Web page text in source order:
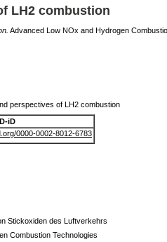
LH2 combustion
Advanced Low NOx and Hydrogen
perspectives of LH2 combustion
iD
0000-0002-8012-6783
Stickoxiden des Luftverkehrs
Combustion Technologies